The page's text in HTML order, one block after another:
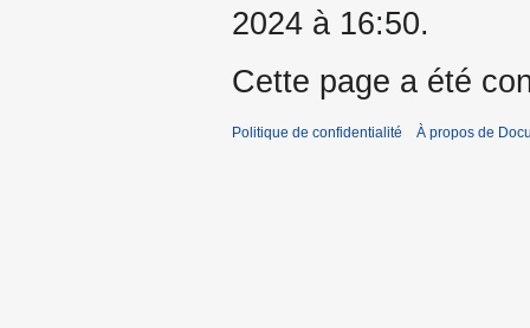
2024 à 16:50.
Cette page a été
Politique de confidentialité À propos de